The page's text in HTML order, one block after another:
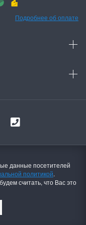
Красивый
раритетный
комплектация
Подробнее об оплате
данные посетителей
политикой.
считать, что Вас это